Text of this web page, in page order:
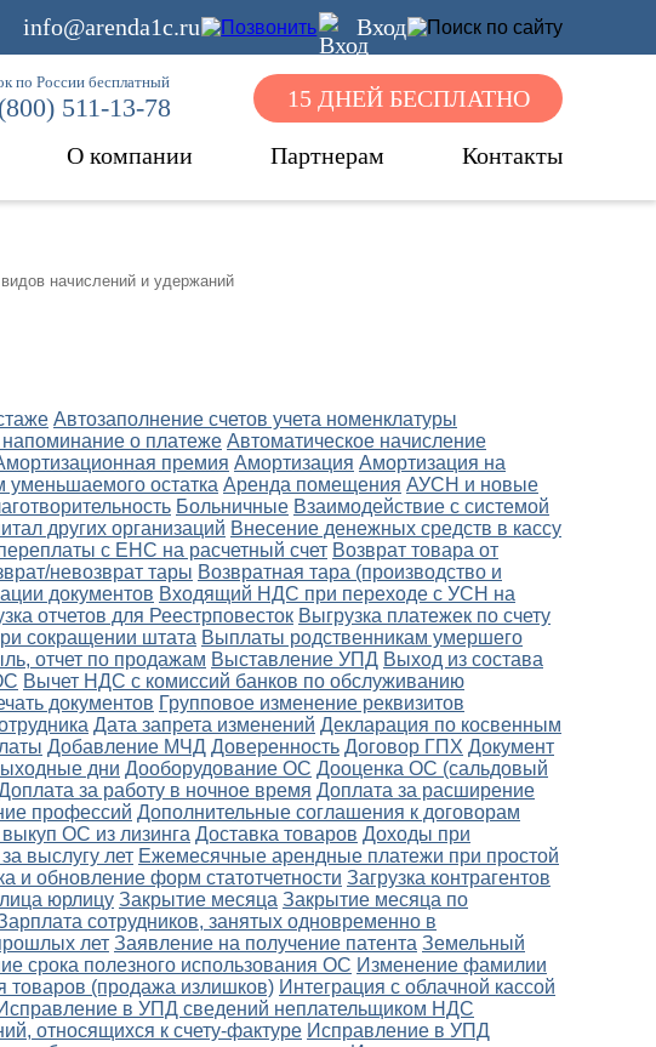
info@arenda1c.ru Вход
по России бесплатный
511-13-78 15 ДНЕЙ БЕСПЛАТНО
О компании Партнерам Контакты
начислений и удержаний
Автозаполнение счетов учета номенклатуры
о платеже Автоматическое начисление
премия Амортизация Амортизация на
уменьшаемого остатка Аренда помещения АУСН и новые
Больничные Взаимодействие с системой
других организаций Внесение денежных средств в кассу
с ЕНС на расчетный счет Возврат товара от
невозврат тары Возвратная тара (производство и
документов Входящий НДС при переходе с УСН на
отчетов для Реестрповесток Выгрузка платежек по счету
сокращении штата Выплаты родственникам умершего
отчет по продажам Выставление УПД Выход из состава
Вычет НДС с комиссий банков по обслуживанию
документов Групповое изменение реквизитов
Дата запрета изменений Декларация по косвенным
Добавление МЧД Доверенность Договор ГПХ Документ
дни Дооборудование ОС Дооценка ОС (сальдовый
за работу в ночное время Доплата за расширение
профессий Дополнительные соглашения к договорам
ОС из лизинга Доставка товаров Доходы при
выслугу лет Ежемесячные арендные платежи при простой
и обновление форм статотчетности Загрузка контрагентов
юрлицу Закрытие месяца Закрытие месяца по
сотрудников, занятых одновременно в
лет Заявление на получение патента Земельный
срока полезного использования ОС Изменение фамилии
товаров (продажа излишков) Интеграция с облачной кассой
в УПД сведений неплательщиком НДС
относящихся к счету-фактуре Исправление в УПД